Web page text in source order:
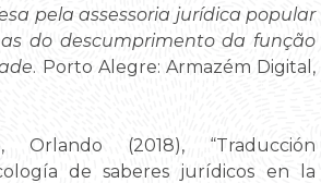
pela assessoria jurídica popular
do descumprimento da função
. Porto Alegre: Armazém Digital,
Orlando (2018), “Traducción
de saberes jurídicos en la